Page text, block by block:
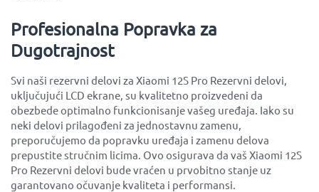
Profesionalna Popravka za
Dugotrajnost
Svi naši rezervni delovi za Xiaomi 12S Pro Rezervni delovi,
uključujući LCD ekrane, su kvalitetno proizvedeni da
obezbede optimalno funkcionisanje vašeg uređaja. Iako su
neki delovi prilagođeni za jednostavnu zamenu,
preporučujemo da popravku uređaja i zamenu delova
prepustite stručnim licima. Ovo osigurava da vaš Xiaomi 12S
Pro Rezervni delovi bude vraćen u prvobitno stanje uz
garantovano očuvanje kvaliteta i performansi.